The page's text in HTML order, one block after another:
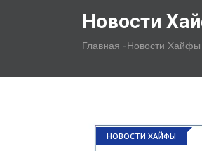
Новости
Главная -Новости Хайфы
НОВОСТИ ХАЙФЫ